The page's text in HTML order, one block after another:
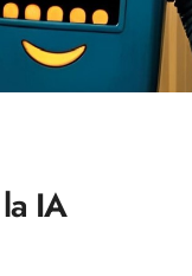
IA